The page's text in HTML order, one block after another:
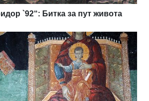
`92“: Битка за пут живота